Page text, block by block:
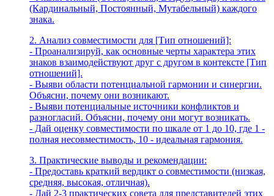
(Кардинальный, Постоянный, Мутабельный) каждого
знака.
2. Анализ совместимости для [Тип отношений]:
- Проанализируй, как основные черты характера этих
знаков взаимодействуют друг с другом в контексте [Тип
отношений].
- Выяви области потенциальной гармонии и синергии.
Объясни, почему они возникают.
- Выяви потенциальные источники конфликтов и
разногласий. Объясни, почему они могут возникать.
- Дай оценку совместимости по шкале от 1 до 10, где 1 -
полная несовместимость, 10 - идеальная гармония.
3. Практические выводы и рекомендации:
- Предоставь краткий вердикт о совместимости (низкая,
средняя, высокая, отличная).
- Дай 2-3 практических совета для представителей этих